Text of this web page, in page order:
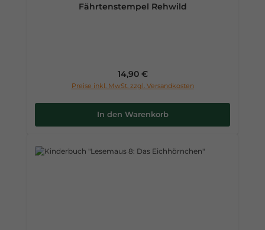
Fährtenstempel Rehwild
Regulärer Preis:
14,90 €
Preise inkl. MwSt. zzgl. Versandkosten
In den Warenkorb